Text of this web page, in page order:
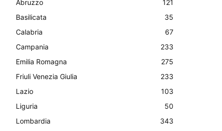
Abruzzo
121
Basilicata
35
Calabria
67
Campania
233
Emilia Romagna
275
Friuli Venezia Giulia
233
Lazio
103
Liguria
50
Lombardia
343